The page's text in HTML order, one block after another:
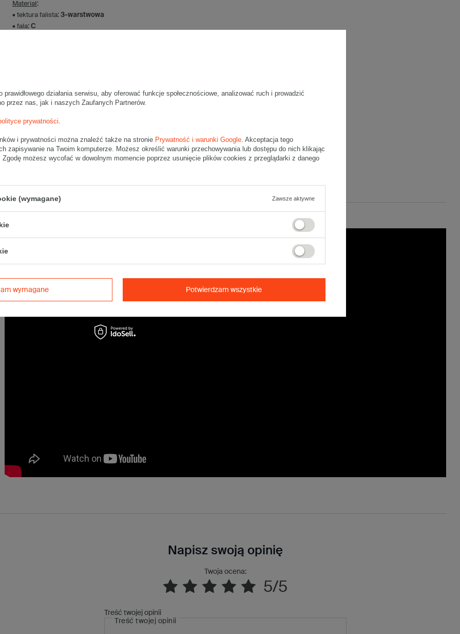
Materiał:
• tektura falista: 3-warstwowa
• fala: C
• typ fefco: F0201
• Poczta Polska Paczka B
Maksymalna waga paczki -31,5kg
Maksymalna ilość w jednej przesyłce -1 x komplet(10 szt.)
Napisz swoją opinię
Twoja ocena:
5/5
Treść twojej opinii
Treść twojej opinii
działania serwisu, aby oferować funkcje społecznościowe, analizować ruch i prowadzić
przez nas, jak i naszych Zaufanych Partnerów.
prywatności.
i prywatności można znaleźć także na stronie Prywatność i warunki Google. Akceptacja tego
zapisywanie na Twoim komputerze. Możesz określić warunki przechowywania lub dostępu do nich klikając
Zgodę możesz wycofać w dowolnym momencie poprzez usunięcie plików cookies z przeglądarki z danego
(wymagane) Zawsze aktywne
wymagane Potwierdzam wszystkie